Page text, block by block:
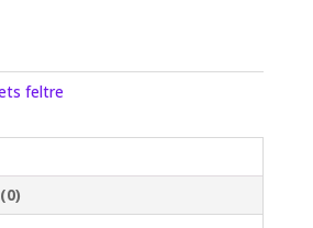
feltre